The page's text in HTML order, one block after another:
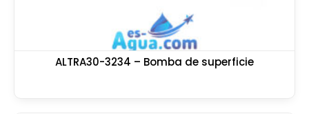
ALTRA30-3234 – Bomba de superficie